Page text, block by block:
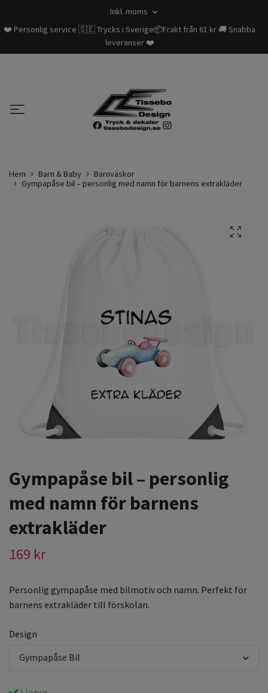
Inkl. moms
❤️ Personlig service 🇸🇪 Trycks i Sverige📦Frakt från 61 kr 🚚 Snabba
leveranser ❤️
Hem Barn & Baby
Barnväskor
Gympapåse bil – personlig med namn för barnens extrakläder
Gympapåse bil – personlig
med namn för barnens
extrakläder
169 kr
Personlig gympapåse med bilmotiv och namn. Perfekt för
barnens extrakläder till förskolan.
Design
Gympapåse Bil